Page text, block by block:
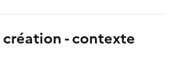
- contexte